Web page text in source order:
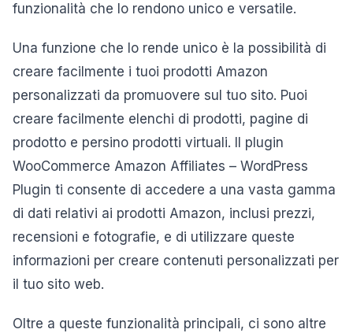
funzionalità che lo rendono unico e versatile.
Una funzione che lo rende unico è la possibilità di
creare facilmente i tuoi prodotti Amazon
personalizzati da promuovere sul tuo sito. Puoi
creare facilmente elenchi di prodotti, pagine di
prodotto e persino prodotti virtuali. Il plugin
WooCommerce Amazon Affiliates – WordPress
Plugin ti consente di accedere a una vasta gamma
di dati relativi ai prodotti Amazon, inclusi prezzi,
recensioni e fotografie, e di utilizzare queste
informazioni per creare contenuti personalizzati per
il tuo sito web.
Oltre a queste funzionalità principali, ci sono altre